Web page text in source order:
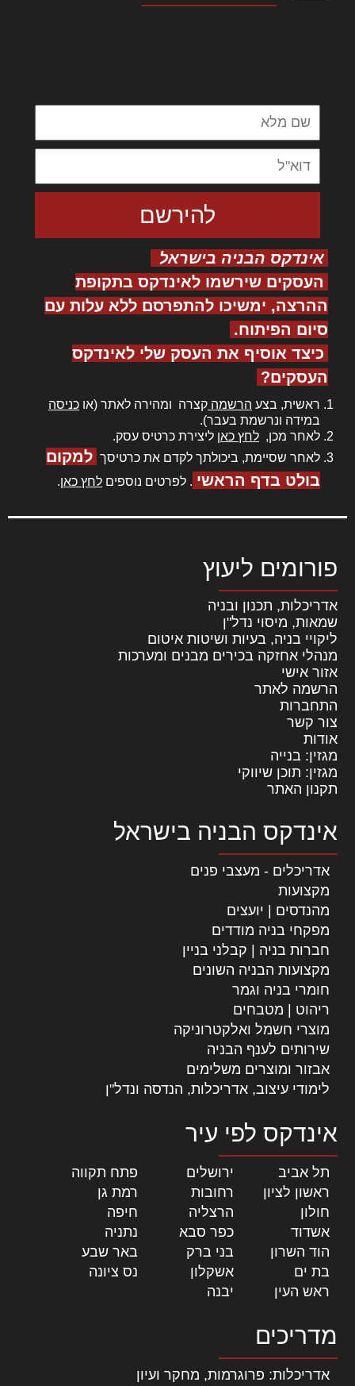
אינדקס הבניה בישראל
העסקים שירשמו לאינדקס בתקופת
ההרצה, ימשיכו להתפרסם ללא עלות עם
סיום הפיתוח.
כיצד אוסיף את העסק שלי לאינדקס
העסקים?
ראשית, בצע הרשמה קצרה ומהירה לאתר (או כניסה
במידה ונרשמת בעבר).
לאחר מכן, לחץ כאן ליצירת כרטיס עסק.
לאחר שסיימת, ביכולתך לקדם את כרטיסך למקום
בולט בדף הראשי . לפרטים נוספים לחץ כאן.
פורומים ליעוץ
אדריכלות, תכנון ובניה
שמאות, מיסוי נדל"ן
ליקויי בניה, בעיות ושיטות איטום
מנהלי אחזקה בכירים מבנים ומערכות
אזור אישי
הרשמה לאתר
התחברות
צור קשר
אודות
מגזין: בנייה
מגזין: תוכן שיווקי
תקנון האתר
אינדקס הבניה בישראל
אדריכלים - מעצבי פנים
מקצועות
מהנדסים | יועצים
מפקחי בניה מודדים
חברות בניה | קבלני בניין
מקצועות הבניה השונים
חומרי בניה וגמר
ריהוט | מטבחים
מוצרי חשמל ואלקטרוניקה
שירותים לענף הבניה
אבזור ומוצרים משלימים
לימודי עיצוב, אדריכלות, הנדסה ונדל"ן
אינדקס לפי עיר
תל אביב ירושלים פתח תקווה
ראשון לציון
רחובות רמת גן
חולון
הרצליה חיפה
אשדוד
כפר סבא נתניה
הוד השרון
בני ברק באר שבע
בת ים
אשקלון נס ציונה
ראש העין
יבנה
מדריכים
אדריכלות: פרוגרמות, מחקר ועיון